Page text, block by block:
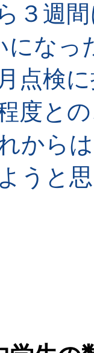
３週
にな
点検
度と
から
うと